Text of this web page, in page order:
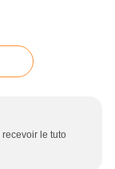
le tuto